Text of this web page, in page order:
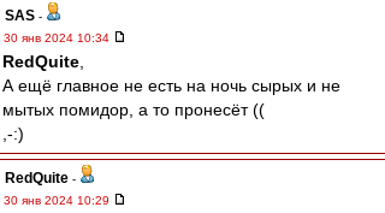
SAS -
30 янв 2024 10:34
RedQuite
А ещё главное не есть на ночь сырых и не
мытых помидор, а то пронесёт ((
,-:)
RedQuite -
30 янв 2024 10:29